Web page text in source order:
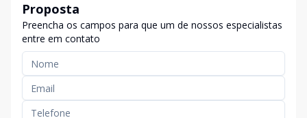
Proposta
Preencha os campos para que um de nossos especialistas
entre em contato